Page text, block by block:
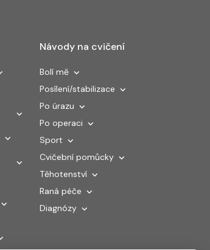
Návody na cvičení
Bolí mě
Posílení/stabilizace
Po úrazu
Po operaci
Sport
Cvičební pomůcky
Těhotenství
Raná péče
Diagnózy